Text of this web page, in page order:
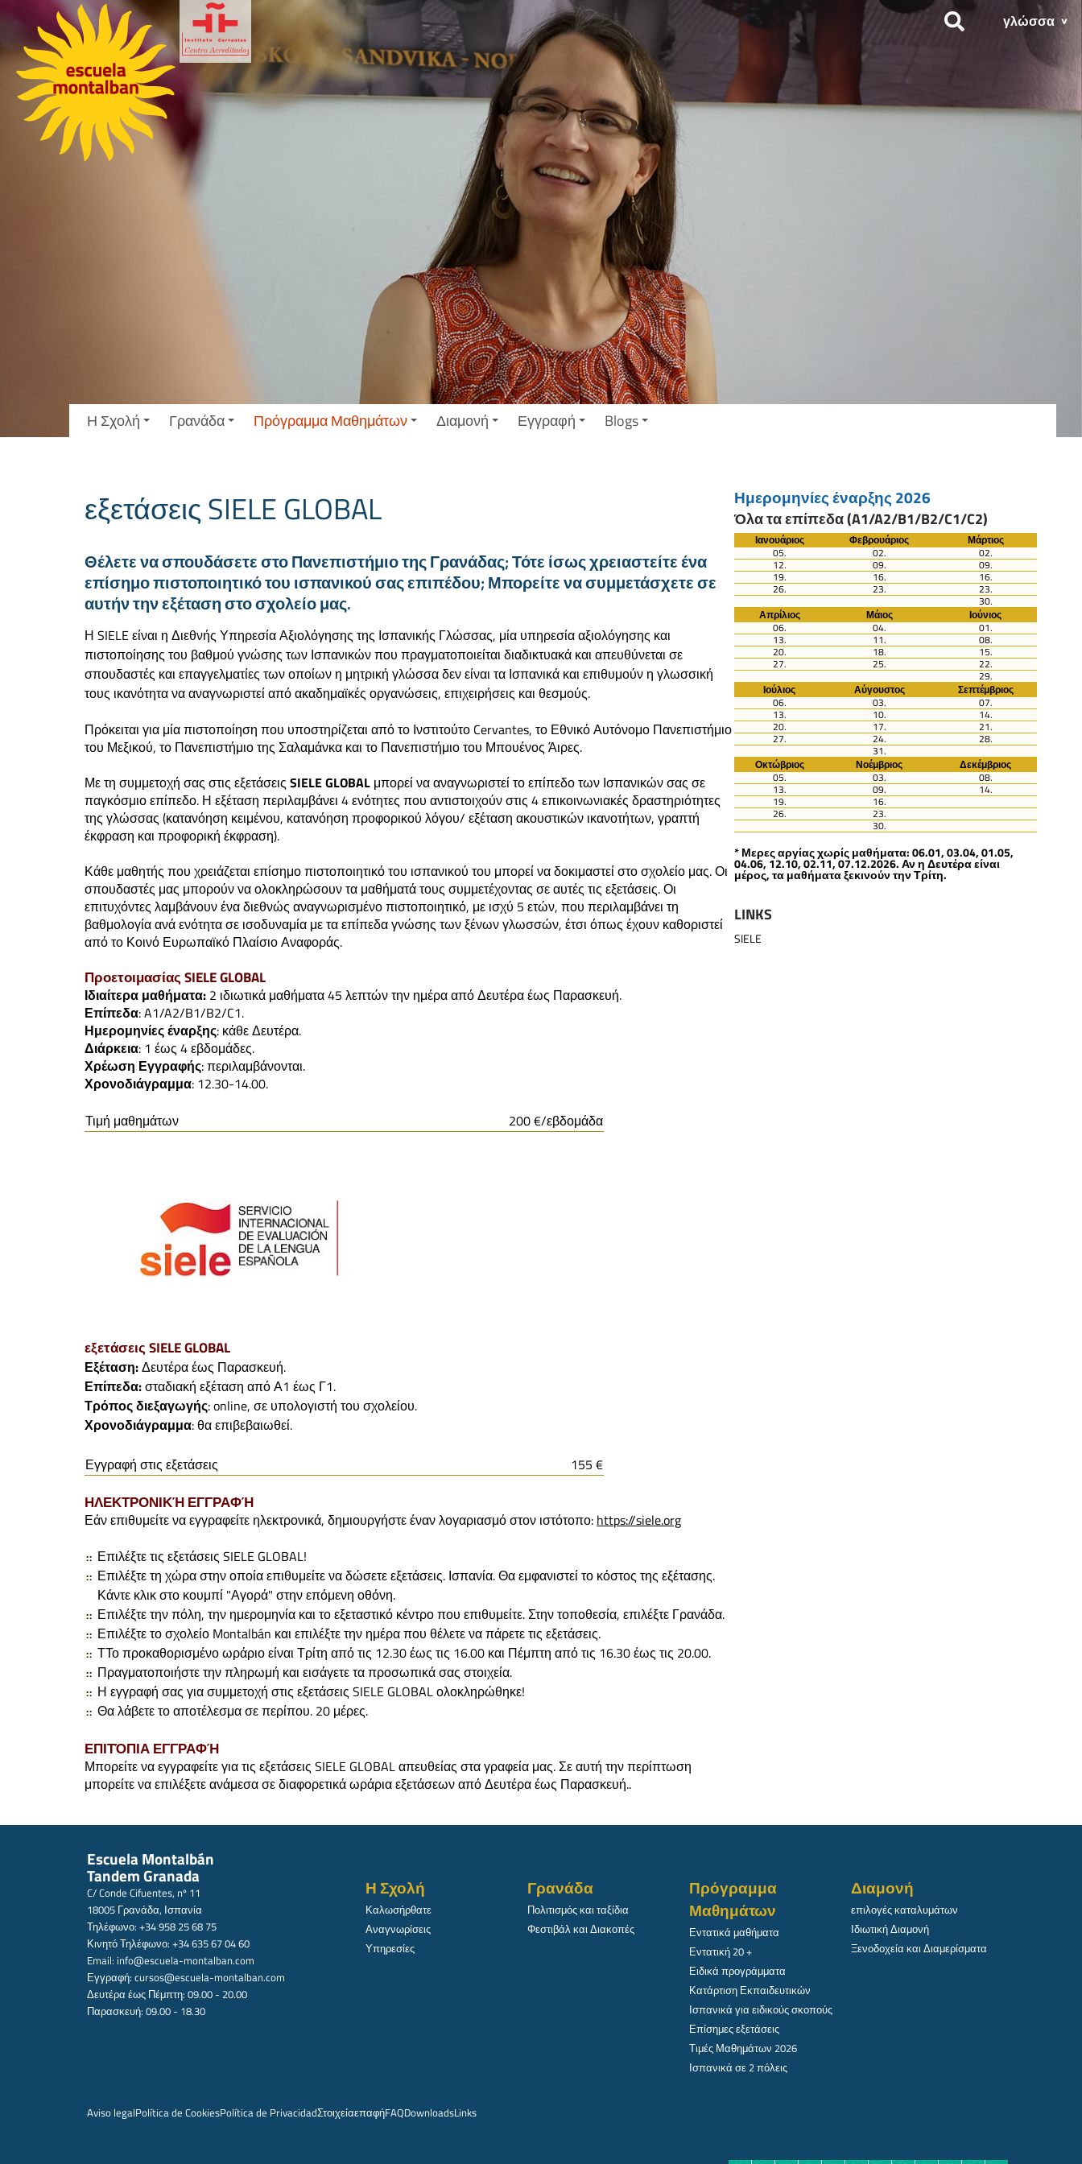
γλώσσα
Η Σχολή Γρανάδα Πρόγραμμα Μαθημάτων Διαμονή Εγγραφή Blogs
εξετάσεις SIELE GLOBAL
Θέλετε να σπουδάσετε στο Πανεπιστήμιο της Γρανάδας; Τότε ίσως χρειαστείτε ένα
επίσημο πιστοποιητικό του ισπανικού σας επιπέδου; Μπορείτε να συμμετάσχετε σε
αυτήν την εξέταση στο σχολείο μας.
Η SIELE είναι η Διεθνής Υπηρεσία Αξιολόγησης της Ισπανικής Γλώσσας, μία υπηρεσία αξιολόγησης και
πιστοποίησης του βαθμού γνώσης των Ισπανικών που πραγματοποιείται διαδικτυακά και απευθύνεται σε
σπουδαστές και επαγγελματίες των οποίων η μητρική γλώσσα δεν είναι τα Ισπανικά και επιθυμούν η γλωσσική
τους ικανότητα να αναγνωριστεί από ακαδημαϊκές οργανώσεις, επιχειρήσεις και θεσμούς.
Πρόκειται για μία πιστοποίηση που υποστηρίζεται από το Ινστιτούτο Cervantes, το Εθνικό Αυτόνομο Πανεπιστήμιο
του Μεξικού, το Πανεπιστήμιο της Σαλαμάνκα και το Πανεπιστήμιο του Μπουένος Άιρες.
Με τη συμμετοχή σας στις εξετάσειςSIELE GLOBAL μπορεί να αναγνωριστεί το επίπεδο των Ισπανικών σας σε
παγκόσμιο επίπεδο. Η εξέταση περιλαμβάνει 4 ενότητες που αντιστοιχούν στις 4 επικοινωνιακές δραστηριότητες
της γλώσσας (κατανόηση κειμένου, κατανόηση προφορικού λόγου/ εξέταση ακουστικών ικανοτήτων, γραπτή
έκφραση και προφορική έκφραση).
Κάθε μαθητής που χρειάζεται επίσημο πιστοποιητικό του ισπανικού του μπορεί να δοκιμαστεί στο σχολείο μας. Οι
σπουδαστές μας μπορούν να ολοκληρώσουν τα μαθήματά τους συμμετέχοντας σε αυτές τις εξετάσεις. Οι
επιτυχόντες λαμβάνουν ένα διεθνώς αναγνωρισμένο πιστοποιητικό, με ισχύ 5 ετών, που περιλαμβάνει τη
βαθμολογία ανά ενότητα σε ισοδυναμία με τα επίπεδα γνώσης των ξένων γλωσσών, έτσι όπως έχουν καθοριστεί
από το Κοινό Ευρωπαϊκό Πλαίσιο Αναφοράς.
Προετοιμασίας SIELE GLOBAL
Ιδιαίτερα μαθήματα: 2 ιδιωτικά μαθήματα 45 λεπτών την ημέρα από Δευτέρα έως Παρασκευή.
Επίπεδα: A1/A2/B1/B2/C1.
Ημερομηνίες έναρξης: κάθε Δευτέρα.
Διάρκεια: 1 έως 4 εβδομάδες.
Χρέωση Εγγραφής: περιλαμβάνονται.
Χρονοδιάγραμμα: 12.30-14.00.
Τιμή μαθημάτων
200 €/εβδομάδα
εξετάσεις SIELE GLOBAL
Εξέταση:Δευτέρα έως Παρασκευή.
Επίπεδα:σταδιακή εξέταση από Α1 έως Γ1.
Τρόπος διεξαγωγής: online, σε υπολογιστή του σχολείου.
Χρονοδιάγραμμα: θα επιβεβαιωθεί.
Εγγραφή στις εξετάσεις 155 €
ΗΛΕΚΤΡΟΝΙΚΉ ΕΓΓΡΑΦΉ
Εάν επιθυμείτε να εγγραφείτε ηλεκτρονικά, δημιουργήστε έναν λογαριασμό στον ιστότοπο: https://siele.org
Επιλέξτε τις εξετάσεις SIELE GLOBAL!
Επιλέξτε τη χώρα στην οποία επιθυμείτε να δώσετε εξετάσεις. Ισπανία. Θα εμφανιστεί το κόστος της εξέτασης.
Κάντε κλικ στο κουμπί "Αγορά" στην επόμενη οθόνη.
Επιλέξτε την πόλη, την ημερομηνία και το εξεταστικό κέντρο που επιθυμείτε. Στην τοποθεσία, επιλέξτε Γρανάδα.
Επιλέξτε το σχολείο Montalbán και επιλέξτε την ημέρα που θέλετε να πάρετε τις εξετάσεις.
ΤΤο προκαθορισμένο ωράριο είναι Τρίτη από τις 12.30 έως τις 16.00 και Πέμπτη από τις 16.30 έως τις 20.00.
Πραγματοποιήστε την πληρωμή και εισάγετε τα προσωπικά σας στοιχεία.
Η εγγραφή σας για συμμετοχή στις εξετάσεις SIELE GLOBAL ολοκληρώθηκε!
Θα λάβετε το αποτέλεσμα σε περίπου. 20 μέρες.
ΕΠΙΤΌΠΙΑ ΕΓΓΡΑΦΉ
Μπορείτε να εγγραφείτε για τις εξετάσεις SIELE GLOBAL απευθείας στα γραφεία μας. Σε αυτή την περίπτωση
μπορείτε να επιλέξετε ανάμεσα σε διαφορετικά ωράρια εξετάσεων από Δευτέρα έως Παρασκευή..
Ημερομηνίες έναρξης 2026
Όλα τα επίπεδα (A1/A2/B1/B2/C1/C2)
Ιανουάριος Φεβρουάριος
Μάρτιος
05.
02. 02.
12. 09. 09.
19. 16. 16.
26. 23. 23.
30.
Απρίλιος
Μάιος
Ιούνιος
06.
04. 01.
13. 11. 08.
20. 18. 15.
27. 25. 22.
29.
Ιούλιος
Αύγουστος
Σεπτέμβριος
06.
03. 07.
13. 10. 14.
20. 17. 21.
27. 24. 28.
31.
Οκτώβριος
Νοέμβριος
Δεκέμβριος
05.
03. 08.
13. 09. 14.
19. 16.
26. 23.
30.
* Μερες αργίας χωρίς μαθήματα: 06.01, 03.04, 01.05,
04.06, 12.10, 02.11, 07.12.2026. Αν η Δευτέρα είναι
μέρος, τα μαθήματα ξεκινούν την Τρίτη.
LINKS
SIELE
Escuela Montalbán
Tandem Granada
C/ Conde Cifuentes, nº 11
18005 Γρανάδα, Ισπανία
Τηλέφωνο: +34 958 25 68 75
Κινητό Τηλέφωνο: +34 635 67 04 60
Email: info@escuela-montalban.com
Εγγραφή: cursos@escuela-montalban.com
Δευτέρα έως Πέμπτη: 09.00 - 20.00
Παρασκευή: 09.00 - 18.30
Η Σχολή
Καλωσήρθατε
Αναγνωρίσεις
Υπηρεσίες
Γρανάδα
Πολιτισμός και ταξίδια
Φεστιβάλ και Διακοπές
Πρόγραμμα
Μαθημάτων
Εντατικά μαθήματα
Εντατική 20 +
Ειδικά προγράμματα
Κατάρτιση Εκπαιδευτικών
Ισπανικά για ειδικούς σκοπούς
Επίσημες εξετάσεις
Τιμές Μαθημάτων 2026
Ισπανικά σε 2 πόλεις
Διαμονή
επιλογές καταλυμάτων
Ιδιωτική Διαμονή
Ξενοδοχεία και Διαμερίσματα
Aviso legalPolítica de CookiesPolítica de PrivacidadΣτοιχείαεπαφήFAQDownloadsLinks